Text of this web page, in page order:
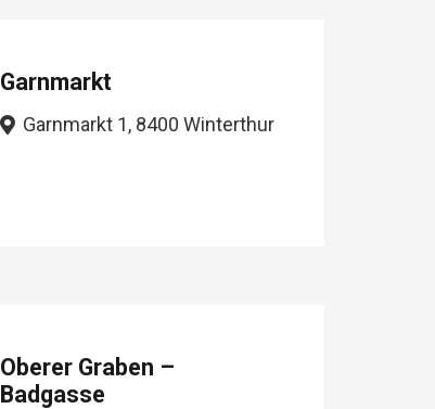
Garnmarkt
Garnmarkt 1, 8400 Winterthur
Oberer Graben –
Badgasse